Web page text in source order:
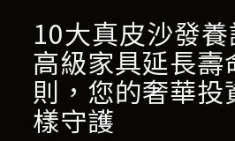
10大真皮沙發養
高級家具延長壽
則，您的奢華投
樣守護